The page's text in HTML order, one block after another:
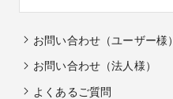
お問い合わせ（ユーザー様）
お問い合わせ（法人様）
よくあるご質問